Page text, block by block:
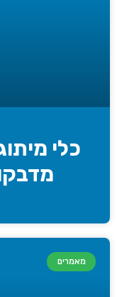
כלי
מאמרים